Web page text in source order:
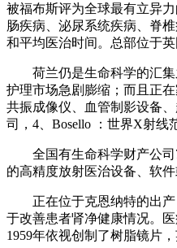
被福布斯评为全球最有立异
肠疾病、泌尿系统疾病、脊
和平均医治时间。总部位于
荷兰仍是生命科学的汇集
护理市场急剧膨缩；而且正
共振成像仪、血管制影设备
司，4、Bosello ：世界X射线
全国有生命科学财产公司
的高精度放射医治设备、软
正在位于克恩纳特的出产
于改善患者肾净健康情况。
1959年依视创制了树脂镜片